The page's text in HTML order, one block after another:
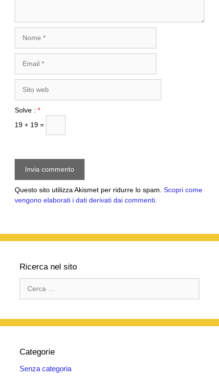
web
Solve : *
19 + 19 =
Questo sito utilizza Akismet per ridurre lo spam. Scopri come
vengono elaborati i dati derivati dai commenti.
Ricerca nel sito
per:
Categorie
Senza categoria